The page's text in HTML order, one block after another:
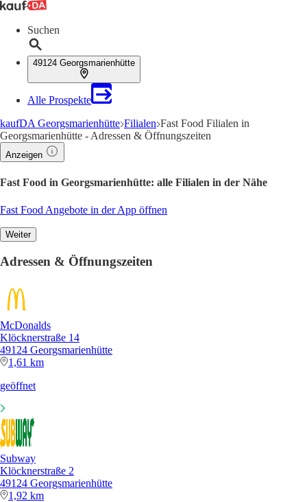
Suchen
49124 Georgsmarienhütte
Alle Prospekte
kaufDA Georgsmarienhütte Filialen Fast Food Filialen in
Georgsmarienhütte - Adressen & Öffnungszeiten
Anzeigen
Fast Food in Georgsmarienhütte: alle Filialen in der Nähe
Fast Food Angebote in der App öffnen
Weiter
Adressen & Öffnungszeiten
McDonalds
Klöcknerstraße 14
49124 Georgsmarienhütte
1,61 km
geöffnet
Subway
Klöcknerstraße 2
49124 Georgsmarienhütte
1,92 km